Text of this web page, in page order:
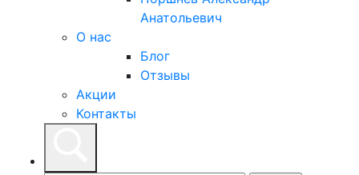
Анатольевич
О нас
Блог
Отзывы
Акции
Контакты